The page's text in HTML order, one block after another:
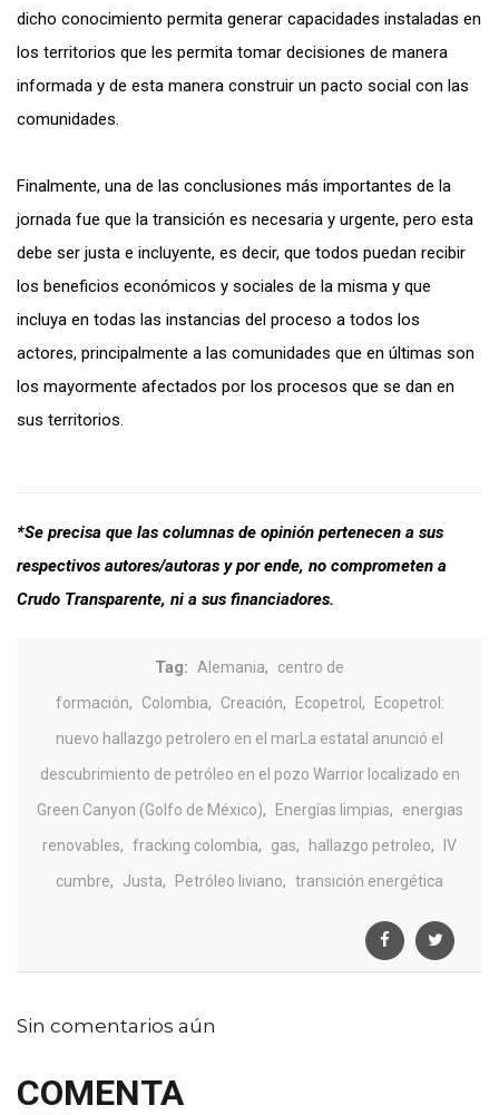
dicho conocimiento permita generar capacidades instaladas en
los territorios que les permita tomar decisiones de manera
informada y de esta manera construir un pacto social con las
comunidades.
Finalmente, una de las conclusiones más importantes de la
jornada fue que la transición es necesaria y urgente, pero esta
debe ser justa e incluyente, es decir, que todos puedan recibir
los beneficios económicos y sociales de la misma y que
incluya en todas las instancias del proceso a todos los
actores, principalmente a las comunidades que en últimas son
los mayormente afectados por los procesos que se dan en
sus territorios.
*Se precisa que las columnas de opinión pertenecen a sus
respectivos autores/autoras y por ende, no comprometen a
Crudo Transparente, ni a sus financiadores.
Tag: Alemania,
centro de
formación, Colombia, Creación, Ecopetrol ,
Ecopetrol:
nuevo hallazgo petrolero en el marLa estatal anunció el
descubrimiento de petróleo en el pozo Warrior localizado en
Green Canyon (Golfo de México), Energías limpias,
energias
renovables, fracking colombia, gas, hallazgo petroleo,
IV
cumbre, Justa, Petróleo liviano, transición energética
Sin comentarios aún
COMENTA